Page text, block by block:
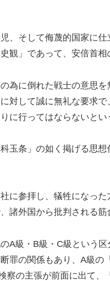
、そして侮蔑的国家に
観」であって、安倍首相
為に倒れた戦士の意思
対して誠に無礼な要求
に行ってはならないとい
玉条」の如く掲げる思
に参拝し、犠牲になっ
諸外国から批判される筋
A級・B級・C級という
罪の関係もあり、A級の
察の主張が前面に出て、